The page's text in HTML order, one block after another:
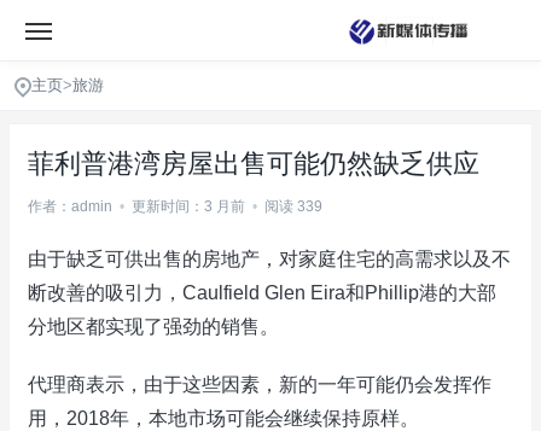
主页>旅游
菲利普港湾房屋出售可能仍然缺乏供应
作者：admin • 更新时间：3 月前 • 阅读 339
由于缺乏可供出售的房地产，对家庭住宅的高需求以及不
断改善的吸引力，Caulfield Glen Eira和Phillip港的大部
分地区都实现了强劲的销售。
代理商表示，由于这些因素，新的一年可能仍会发挥作
用，2018年，本地市场可能会继续保持原样。